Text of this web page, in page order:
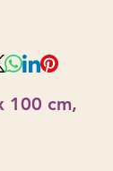
100 cm,